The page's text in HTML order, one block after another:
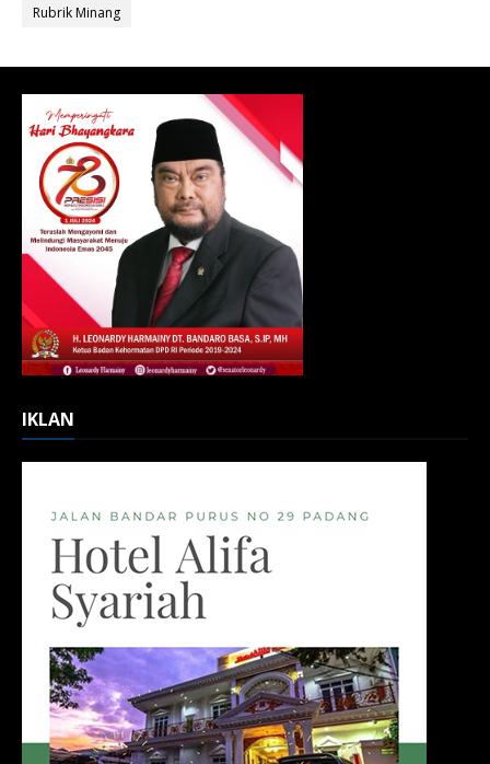
Rubrik Minang
IKLAN